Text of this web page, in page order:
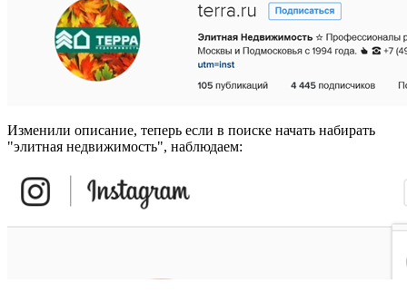
Изменили описание, теперь если в поиске начать набирать
"элитная недвижимость", наблюдаем: